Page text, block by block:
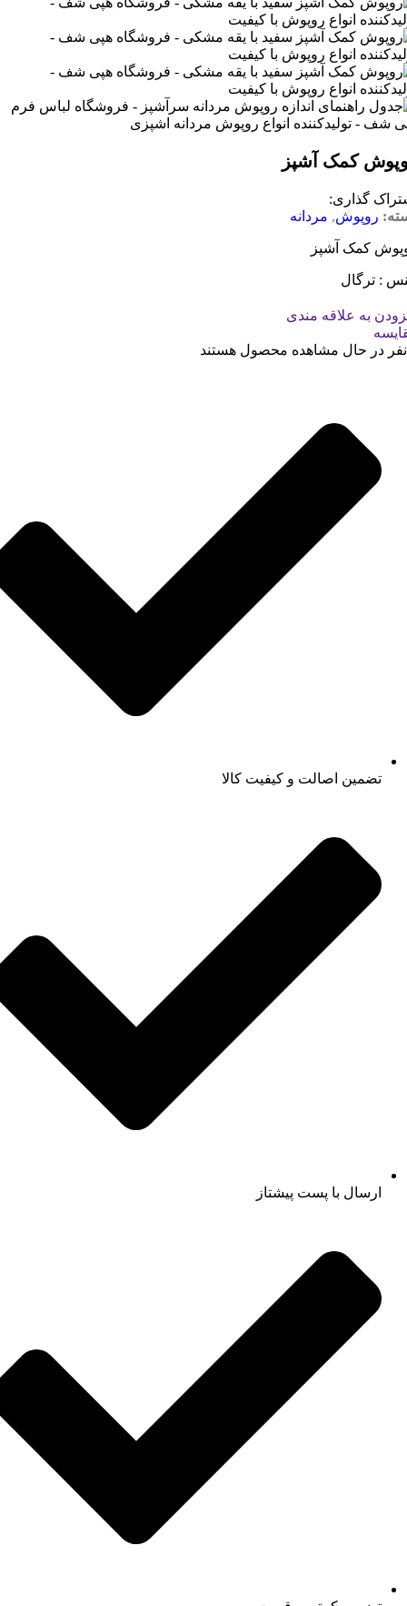
کمک آشپز
گذاری:
روپوش, مردانه
کمک آشپز
: ترگال
به علاقه مندی
نفر در حال مشاهده محصول هستند
تضمین اصالت و کیفیت کالا
ارسال با پست پیشتاز